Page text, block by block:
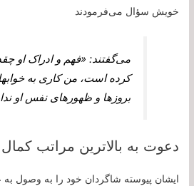
خويش سؤال می‌فرمودند
می‌گفتند: «فهم و ادراک او
كرده است، من كارى به
بروزها و ظهورهاى نفس او
دعوت به بالاترین مراتب کمال
ایشان پيوسته شاگردان خود را به وصول به